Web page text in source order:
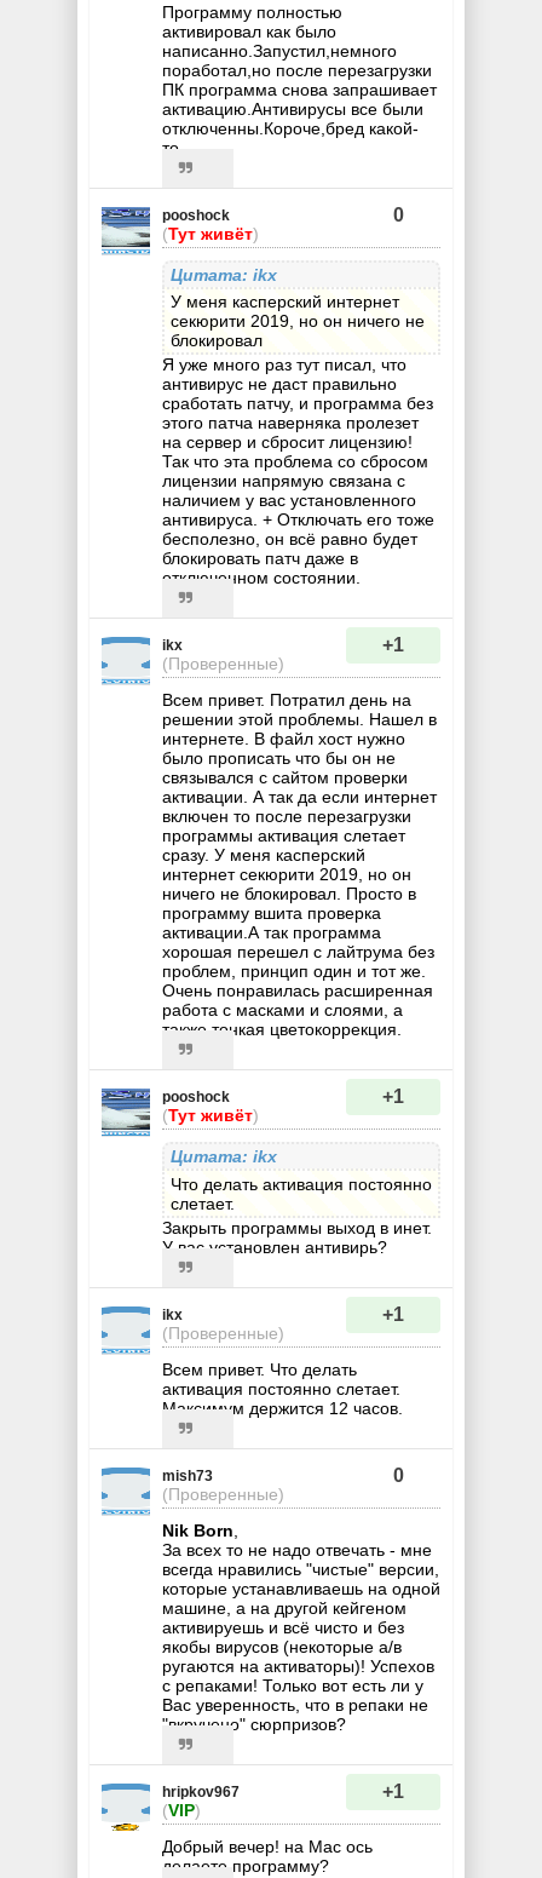
Программу полностью
активировал как было
написанно.Запустил,немного
поработал,но после перезагрузки
ПК программа снова запрашивает
активацию.Антивирусы все были
отключенны.Короче,бред какой-
то...........
pooshock
(Тут живёт)
0
Цитата: ikx
У меня касперский интернет
секюрити 2019, но он ничего не
блокировал
Я уже много раз тут писал, что
антивирус не даст правильно
сработать патчу, и программа без
этого патча наверняка пролезет
на сервер и сбросит лицензию!
Так что эта проблема со сбросом
лицензии напрямую связана с
наличием у вас установленного
антивируса. + Отключать его тоже
бесполезно, он всё равно будет
блокировать патч даже в
отключенном состоянии.
ikx
(Проверенные)
+1
Всем привет. Потратил день на
решении этой проблемы. Нашел в
интернете. В файл хост нужно
было прописать что бы он не
связывался с сайтом проверки
активации. А так да если интернет
включен то после перезагрузки
программы активация слетает
сразу. У меня касперский
интернет секюрити 2019, но он
ничего не блокировал. Просто в
программу вшита проверка
активации.А так программа
хорошая перешел с лайтрума без
проблем, принцип один и тот же.
Очень понравилась расширенная
работа с масками и слоями, а
также тонкая цветокоррекция.
pooshock
(Тут живёт)
+1
Цитата: ikx
Что делать активация постоянно
слетает.
Закрыть программы выход в инет.
У вас установлен антивирь?
ikx
(Проверенные)
+1
Всем привет. Что делать
активация постоянно слетает.
Максимум держится 12 часов.
mish73
(Проверенные)
0
Nik Born
За всех то не надо отвечать - мне
всегда нравились "чистые" версии,
которые устанавливаешь на одной
машине, а на другой кейгеном
активируешь и всё чисто и без
якобы вирусов (некоторые а/в
ругаются на активаторы)! Успехов
с репаками! Только вот есть ли у
Вас уверенность, что в репаки не
"вкручено" сюрпризов?
hripkov967
(VIP)
+1
Добрый вечер! на Мас ось
делаете программу?